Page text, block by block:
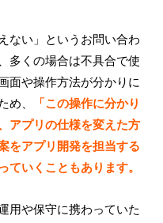
ない」というお問い合わ
多くの場合は不具合で使
面や操作方法が分かりに
め、
「この操作に分かり
アプリの仕様を変えた方
をアプリ開発を担当する
ていくこともあります。
用や保守に携わっていた